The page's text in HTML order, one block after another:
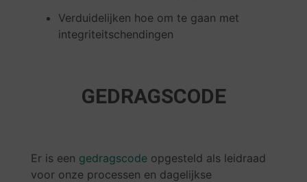
Verduidelijken hoe om te gaan met
integriteitschendingen
GEDRAGSCODE
Er is een gedragscode opgesteld als leidraad
voor onze processen en dagelijkse